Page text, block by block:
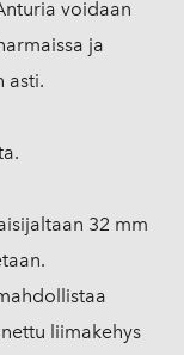
voidaan
ja
asti.
32 mm
liimakehys